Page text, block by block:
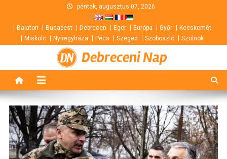
content
péntek, augusztus 07, 2026
Balaton Budapest Debrecen Eger Európa Győr
Kecskemét
Miskolc
Nyíregyháza Pécs Szeged Szoboszló Szolnok
Debreceni Nap